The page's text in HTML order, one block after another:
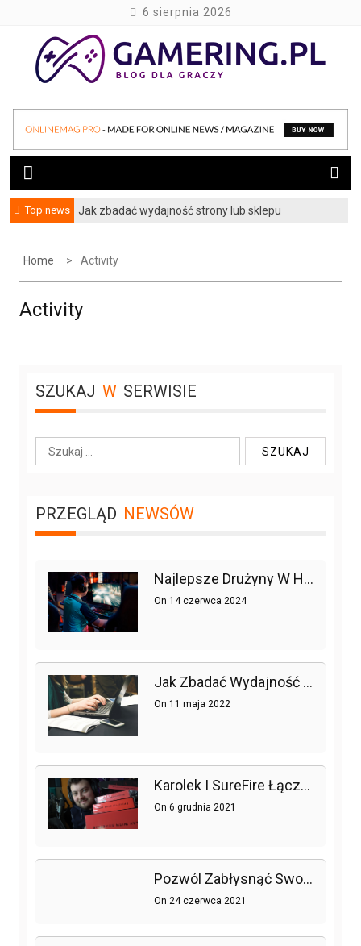
6 sierpnia 2026
gamering.pl
Top news
Jak zbadać wydajność strony lub sklepu
Home
Activity
Activity
SZUKAJ W SERWISIE
z
a
j
PRZEGLĄD NEWSÓW
Najlepsze Drużyny W Historii League Of Legends
On 14 czerwca 2024
Jak Zbadać Wydajność Strony Lub Sklepu Internetowego, Czyli Testy Obciążeniowe W Praktyce
On 11 maja 2022
Karolek I SureFire Łączą Siły!
On 6 grudnia 2021
Pozwól Zabłysnąć Swojemu Pokojowi Gier Dzięki Trzem Myszom Surefire
On 24 czerwca 2021